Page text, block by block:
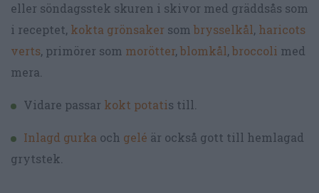
eller söndagsstek skuren i skivor med gräddsås som
i receptet, kokta grönsaker som brysselkål, haricots
verts, primörer som morötter, blomkål, broccoli med
mera.
Vidare passar kokt potatis till.
Inlagd gurka och gelé är också gott till hemlagad
grytstek.